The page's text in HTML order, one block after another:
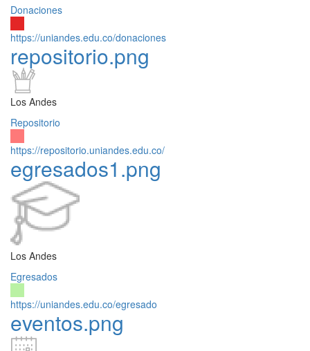
Donaciones
https://uniandes.edu.co/donaciones
repositorio.png
Los Andes
Repositorio
https://repositorio.uniandes.edu.co/
egresados1.png
Los Andes
Egresados
https://uniandes.edu.co/egresado
eventos.png